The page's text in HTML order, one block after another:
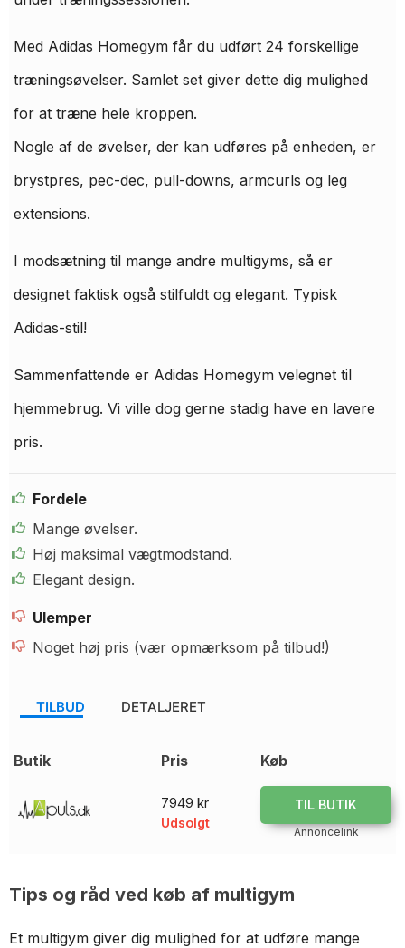
Med Adidas Homegym får du udført 24 forskellige
træningsøvelser. Samlet set giver dette dig mulighed
for at træne hele kroppen.
Nogle af de øvelser, der kan udføres på enheden, er
brystpres, pec-dec, pull-downs, armcurls og leg
extensions.
I modsætning til mange andre multigyms, så er
designet faktisk også stilfuldt og elegant. Typisk
Adidas-stil!
Sammenfattende er Adidas Homegym velegnet til
hjemmebrug. Vi ville dog gerne stadig have en lavere
pris.
Fordele
Mange øvelser.
Høj maksimal vægtmodstand.
Elegant design.
Ulemper
Noget høj pris (vær opmærksom på tilbud!)
TILBUD DETALJERET
Butik Pris Køb
7949 kr
Udsolgt
TIL BUTIK
Annoncelink
Tips og råd ved køb af multigym
Et multigym giver dig mulighed for at udføre mange